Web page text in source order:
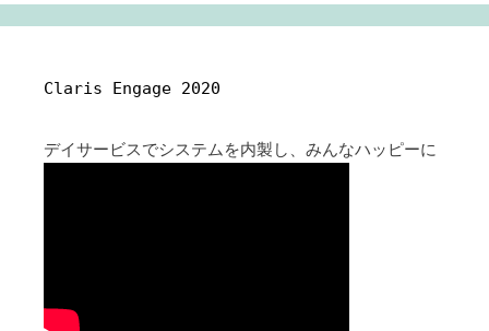
Claris Engage 2020
デイサービスでシステムを内製し、みんなハッピーに